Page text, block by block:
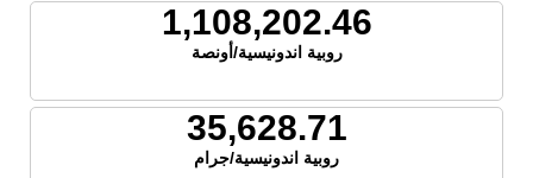
1,108,202.46
روبية اندونيسية/أونصة
35,628.71
روبية اندونيسية/جرام